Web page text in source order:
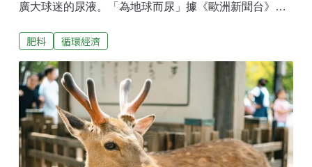
廣大球迷的尿液。「為地球而尿」據《歐洲新聞台》報
（Eleda Stadion），自今年5月起展開「為地球而尿」
液，以免瑞典繼續依賴進口化石燃料化肥 。至今已收集
超過200公升。根據國際環境法中心（CIEL）研究，全
球合成氮肥每年大約排放11.3億噸二氧化碳當量
（CO₂e），比航空業更高。此外，由於伊朗持續封鎖荷
莫茲海峽，全球大約1/3的化肥貿易受到影響。荷莫茲海
峽也是天然氣出口的重要航道，而天然氣正是生產合成
肥料 循環經濟